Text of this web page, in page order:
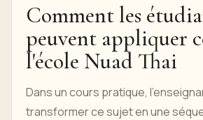
Comment les
peuvent appliquer
l'école Nuad Thai
Dans un cours pratique,
transformer ce sujet en une